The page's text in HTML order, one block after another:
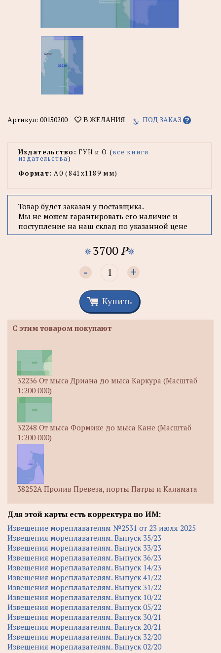
Артикул: 00150200 В ЖЕЛАНИЯ ПОД ЗАКАЗ
Издательство: ГУН и О (все книги
издательства)
Формат: А0 (841x1189 мм)
Товар будет заказан у поставщика.
Мы не можем гарантировать его наличие и
поступление на наш склад по указанной цене
3700P
- +
Купить
С этим товаром покупают
32236 От мыса Дриана до мыса Каркура (Масштаб
1:200 000)
32248 От мыса Формике до мыса Кане (Масштаб
1:200 000)
38252А Пролив Превеза, порты Патры и Каламата
Для этой карты есть корректура по ИМ:
Извещение мореплавателям №2531 от 23 июля 2025
Извещения мореплавателям. Выпуск 35/23
Извещения мореплавателям. Выпуск 33/23
Извещения мореплавателям. Выпуск 36/23
Извещения мореплавателям. Выпуск 14/23
Извещения мореплавателям. Выпуск 41/22
Извещения мореплавателям. Выпуск 31/22
Извещения мореплавателям. Выпуск 10/22
Извещения мореплавателям. Выпуск 05/22
Извещения мореплавателям. Выпуск 30/21
Извещения мореплавателям. Выпуск 20/21
Извещения мореплавателям. Выпуск 32/20
Извещения мореплавателям. Выпуск 02/20